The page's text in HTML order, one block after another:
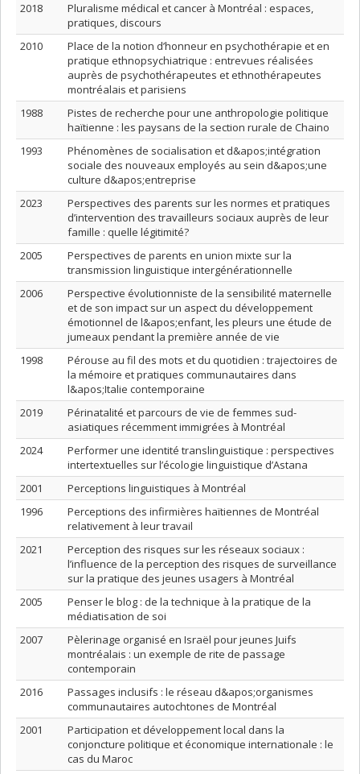
2018
Pluralisme médical et cancer à Montréal : espaces,
pratiques, discours
2010
Place de la notion d’honneur en psychothérapie et en
pratique ethnopsychiatrique : entrevues réalisées
auprès de psychothérapeutes et ethnothérapeutes
montréalais et parisiens
1988
Pistes de recherche pour une anthropologie politique
haïtienne : les paysans de la section rurale de Chaino
1993
Phénomènes de socialisation et d&apos;intégration
sociale des nouveaux employés au sein d&apos;une
culture d&apos;entreprise
2023
Perspectives des parents sur les normes et pratiques
d’intervention des travailleurs sociaux auprès de leur
famille : quelle légitimité?
2005
Perspectives de parents en union mixte sur la
transmission linguistique intergénérationnelle
2006
Perspective évolutionniste de la sensibilité maternelle
et de son impact sur un aspect du développement
émotionnel de l&apos;enfant, les pleurs une étude de
jumeaux pendant la première année de vie
1998
Pérouse au fil des mots et du quotidien : trajectoires de
la mémoire et pratiques communautaires dans
l&apos;Italie contemporaine
2019
Périnatalité et parcours de vie de femmes sud-
asiatiques récemment immigrées à Montréal
2024
Performer une identité translinguistique : perspectives
intertextuelles sur l’écologie linguistique d’Astana
2001
Perceptions linguistiques à Montréal
1996
Perceptions des infirmières haïtiennes de Montréal
relativement à leur travail
2021
Perception des risques sur les réseaux sociaux :
l’influence de la perception des risques de surveillance
sur la pratique des jeunes usagers à Montréal
2005
Penser le blog : de la technique à la pratique de la
médiatisation de soi
2007
Pèlerinage organisé en Israël pour jeunes Juifs
montréalais : un exemple de rite de passage
contemporain
2016
Passages inclusifs : le réseau d&apos;organismes
communautaires autochtones de Montréal
2001
Participation et développement local dans la
conjoncture politique et économique internationale : le
cas du Maroc